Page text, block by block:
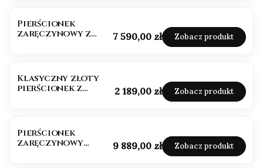
Pierścionek
zaręczynowy z
Cena
7 590,00 zł Zobacz produkt
Klasyczny złoty
pierścionek z
Cena
2 189,00 zł Zobacz produkt
Pierścionek
zaręczynowy
Cena
9 889,00 zł Zobacz produkt